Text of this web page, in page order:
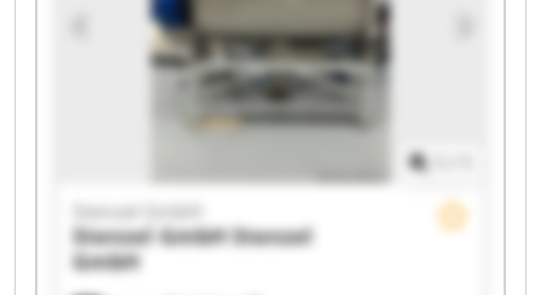
Stenzel GmbH
Stenzel GmbHStenzel
GmbH